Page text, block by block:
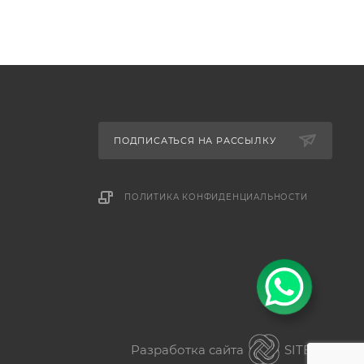
ПОДПИСАТЬСЯ НА РАССЫЛКУ
ПОЛИТИКА КОНФИДЕНЦИАЛЬНОСТИ
Разработка сайта SITER.KZ